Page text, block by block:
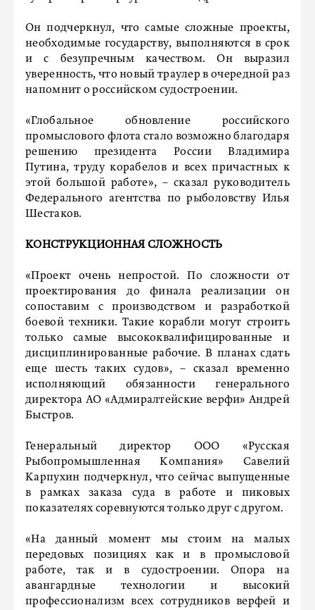
Он подчеркнул, что самые сложные проекты,
необходимые государству, выполняются в срок
и с безупречным качеством. Он выразил
уверенность, что новый траулер в очередной раз
напомнит о российском судостроении.
«Глобальное обновление российского
промыслового флота стало возможно благодаря
решению президента России Владимира
Путина, труду корабелов и всех причастных к
этой большой работе», – сказал руководитель
Федерального агентства по рыболовству Илья
Шестаков.
КОНСТРУКЦИОННАЯ СЛОЖНОСТЬ
«Проект очень непростой. По сложности от
проектирования до финала реализации он
сопоставим с производством и разработкой
боевой техники. Такие корабли могут строить
только самые высококвалифицированные и
дисциплинированные рабочие. В планах сдать
еще шесть таких судов», – сказал временно
исполняющий обязанности генерального
директора АО «Адмиралтейские верфи» Андрей
Быстров.
Генеральный директор ООО «Русская
Рыбопромышленная Компания» Савелий
Карпухин подчеркнул, что сейчас выпущенные
в рамках заказа суда в работе и пиковых
показателях соревнуются только друг с другом.
«На данный момент мы стоим на малых
передовых позициях как и в промысловой
работе, так и в судостроении. Опора на
авангардные технологии и высокий
профессионализм всех сотрудников верфей и